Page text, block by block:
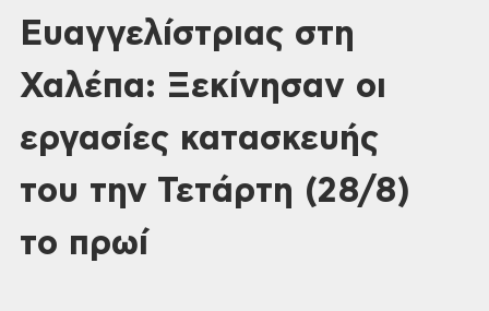
Ευαγγελίστριας στη
Χαλέπα: Ξεκίνησαν οι
εργασίες κατασκευής
του την Τετάρτη (28/8)
το πρωί